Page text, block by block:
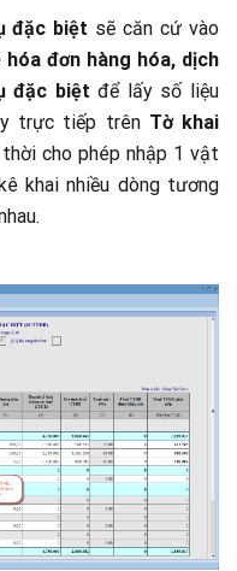
đặc biệt sẽ căn cứ vào
hóa đơn hàng hóa, dịch
đặc biệtđể lấy số liệu
trực tiếp trên Tờ khai
cho phép nhập 1 vật
khai nhiều dòng tương